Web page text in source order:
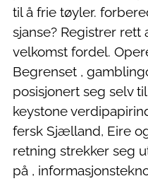
til å frie tøyler.
sjanse? Registrer rett
velkomst fordel.
Begrenset ,
posisjonert seg selv
keystone
fersk Sjælland, Eire
retning strekker seg
på ,